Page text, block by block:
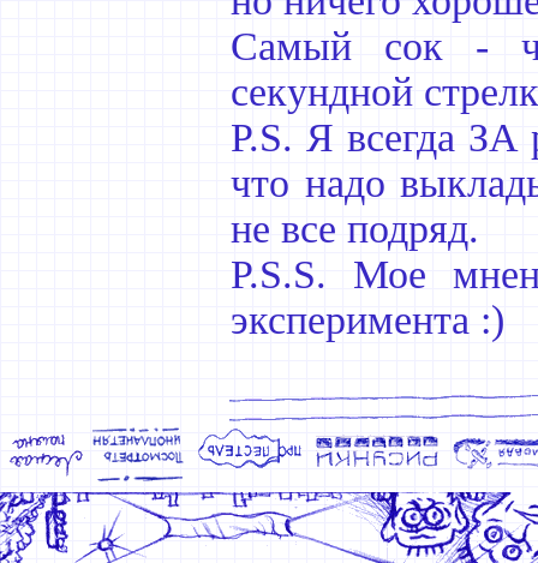
Самый сок -
секундной
P.S. Я всегда ЗА
что надо
не все подряд.
P.S.S. Мое
эксперимента :)